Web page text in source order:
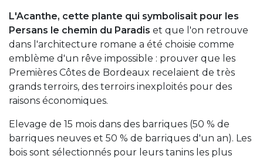
L'Acanthe, cette plante qui symbolisait pour les
Persans le chemin du Paradis et que l'on retrouve
dans l'architecture romane a été choisie comme
emblème d'un rêve impossible : prouver que les
Premières Côtes de Bordeaux recelaient de très
grands terroirs, des terroirs inexploités pour des
raisons économiques.
Elevage de 15 mois dans des barriques (50 % de
barriques neuves et 50 % de barriques d'un an). Les
bois sont sélectionnés pour leurs tanins les plus